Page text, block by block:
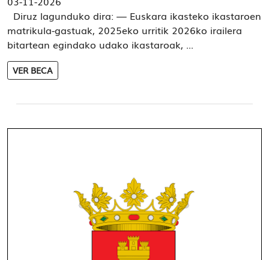
Diruz lagunduko dira: — Euskara ikasteko ikastaroen
matrikula-gastuak, 2025eko urritik 2026ko irailera
bitartean egindako udako ikastaroak, ...
VER BECA